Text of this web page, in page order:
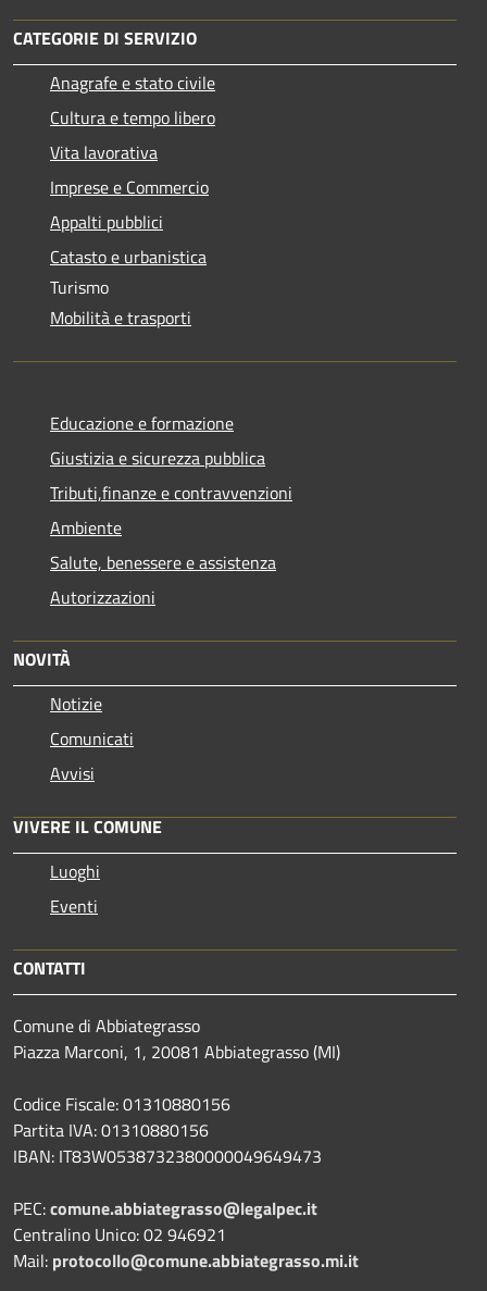
CATEGORIE DI SERVIZIO
Anagrafe e stato civile
Cultura e tempo libero
Vita lavorativa
Imprese e Commercio
Appalti pubblici
Catasto e urbanistica
Turismo
Mobilità e trasporti
Educazione e formazione
Giustizia e sicurezza pubblica
Tributi,finanze e contravvenzioni
Ambiente
Salute, benessere e assistenza
Autorizzazioni
NOVITÀ
Notizie
Comunicati
Avvisi
VIVERE IL COMUNE
Luoghi
Eventi
CONTATTI
Comune di Abbiategrasso
Piazza Marconi, 1, 20081 Abbiategrasso (MI)
Codice Fiscale: 01310880156
Partita IVA: 01310880156
IBAN: IT83W0538732380000049649473
PEC:comune.abbiategrasso@legalpec.it
Centralino Unico: 02 946921
Mail: protocollo@comune.abbiategrasso.mi.it